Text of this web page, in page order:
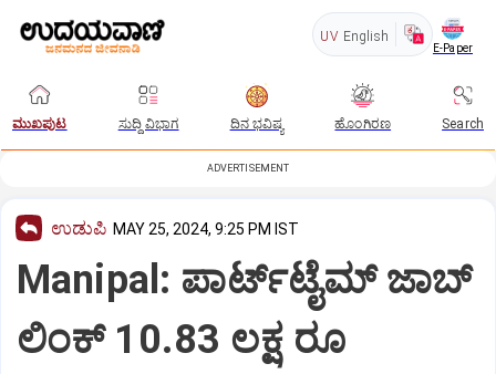
UV English
E-Paper
ಮುಖಪುಟ ಸುದ್ದಿ ವಿಭಾಗ ದಿನ ಭವಿಷ್ಯ ಹೊಂಗಿರಣ Search
ADVERTISEMENT
ಉಡುಪಿ MAY 25, 2024, 9:25 PM IST
Manipal: ಪಾರ್ಟ್‌ಟೈಮ್‌ ಜಾಬ್‌
ಲಿಂಕ್‌ 10.83 ಲಕ್ಷ ರೂ